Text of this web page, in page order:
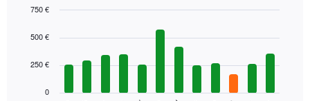
chart
bars.
graphic.
0
250 €
500 €
750 €